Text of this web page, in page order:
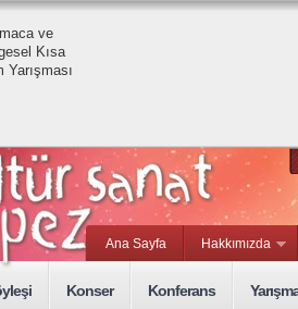
ve
Kısa
Yarışması
Ana Sayfa Hakkımızda
Konser Konferans